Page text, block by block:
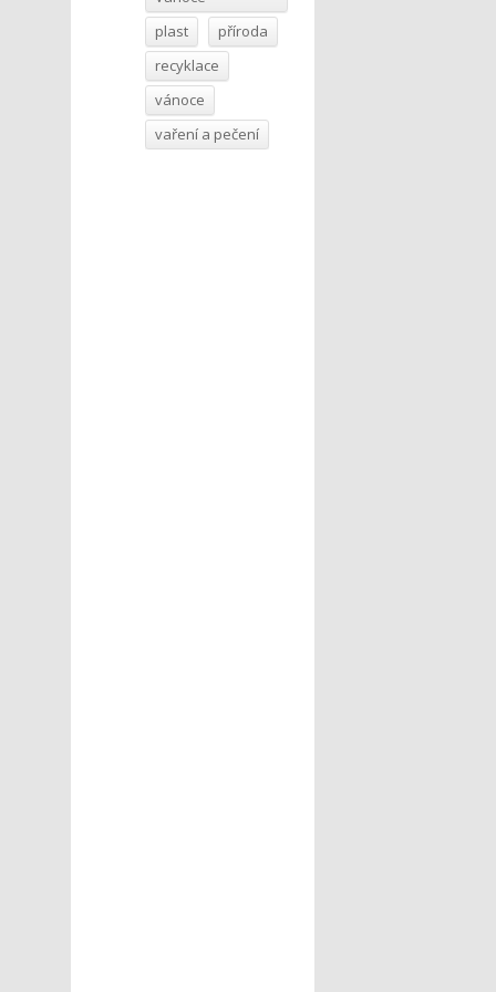
plast
příroda
recyklace
vánoce
vaření a pečení